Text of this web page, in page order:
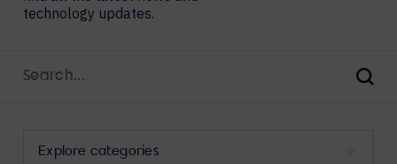
technology updates.